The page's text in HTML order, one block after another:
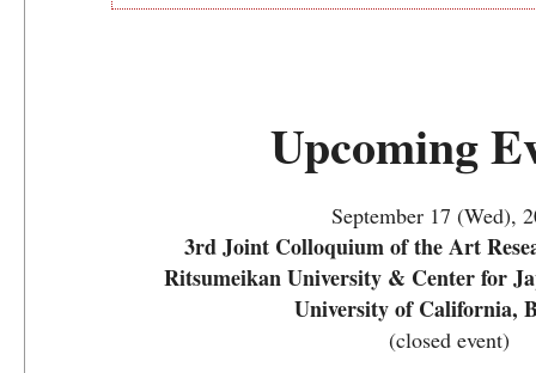
Upcoming
September 17 (Wed),
3rd Joint Colloquium of the Art
Ritsumeikan University & Center for
University of California,
(closed event)